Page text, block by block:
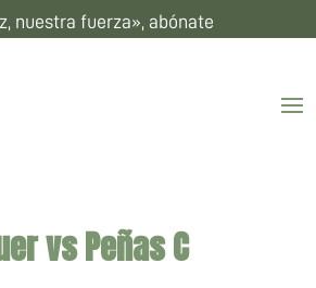
nuestra fuerza», abónate
vs Peñas C